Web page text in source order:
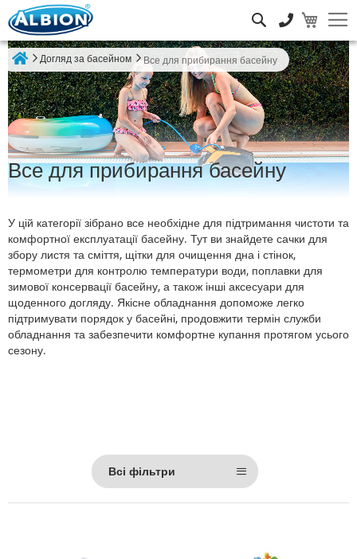
Догляд за басейном Все для прибирання басейну
Все для прибирання басейну
У цій категорії зібрано все необхідне для підтримання чистоти та
комфортної експлуатації басейну. Тут ви знайдете сачки для
збору листя та сміття, щітки для очищення дна і стінок,
термометри для контролю температури води, поплавки для
зимової консервації басейну, а також інші аксесуари для
щоденного догляду. Якісне обладнання допоможе легко
підтримувати порядок у басейні, продовжити термін служби
обладнання та забезпечити комфортне купання протягом усього
сезону.
Всі фільтри